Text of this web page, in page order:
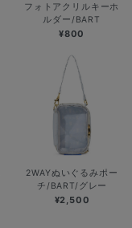
フォトアクリルキーホ
ルダー/BART
¥800
2WAYぬいぐるみポー
チ/BART/グレー
¥2,500